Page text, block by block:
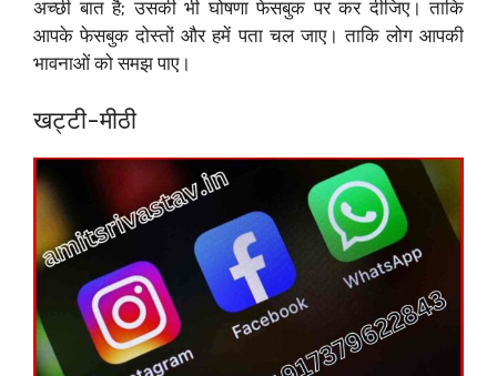
अच्छी बात है; उसकी भी घोषणा फेसबुक पर कर दीजिए। ताकि
आपके फेसबुक दोस्तों और हमें पता चल जाए। ‌ताकि लोग आपकी
भावनाओं को समझ पाए। ‌
खट्टी-मीठी